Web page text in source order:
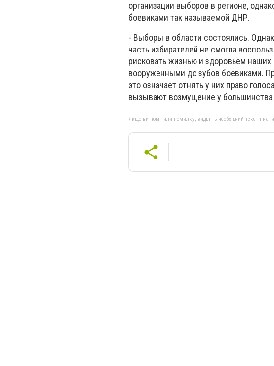
организации выборов в регионе,
боевиками так называемой ДНР.
- Выборы в области состоялись.
часть избирателей не смогла
рисковать жизнью и здоровьем
вооруженными до зубов боевиками.
это означает отнять у них право
вызывают возмущение у большинства
Якщо ви помітили помилку, виділіть необхідний текст і